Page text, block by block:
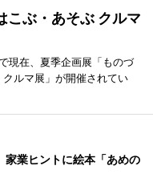
こぶ・あそぶ クルマ
現在、夏季企画展「ものづ
ルマ展」が開催されてい
家業ヒントに絵本「あめの